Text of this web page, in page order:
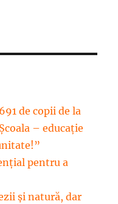
de copii de la
– educație
pentru a
și natură, dar